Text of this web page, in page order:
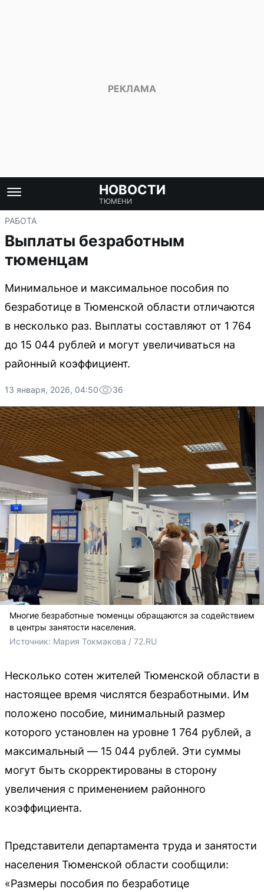
НОВОСТИ
ТЮМЕНИ
РАБОТА
Выплаты безработным
тюменцам
Минимальное и максимальное пособия по
безработице в Тюменской области отличаются
в несколько раз. Выплаты составляют от 1 764
до 15 044 рублей и могут увеличиваться на
районный коэффициент.
13 января, 2026, 04:50 36
Многие безработные тюменцы обращаются за содействием
в центры занятости населения.
Источник: Мария Токмакова / 72.RU
Несколько сотен жителей Тюменской области в
настоящее время числятся безработными. Им
положено пособие, минимальный размер
которого установлен на уровне 1 764 рублей, а
максимальный — 15 044 рублей. Эти суммы
могут быть скорректированы в сторону
увеличения с применением районного
коэффициента.
Представители департамента труда и занятости
населения Тюменской области сообщили:
«Размеры пособия по безработице